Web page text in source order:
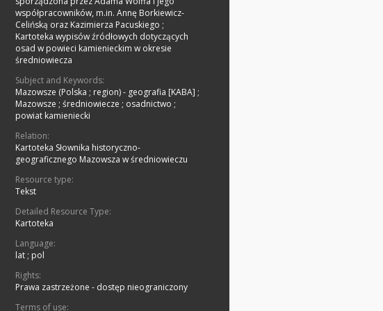
współpracowników, m.in. Annę Borkiewicz-
Celińską oraz Kazimierza Pacuskiego ;
Kartoteka wypisów źródłowych dotyczących
osad w powieci kamienieckim w okresie
średniowiecza
Subject and Keywords:
Mazowsze (Polska ; region) - geografia [KABA] ;
Mazowsze ; średniowiecze ; osadnictwo ;
powiat kamieniecki
Relation:
Kartoteka Słownika historyczno-
geograficznego Mazowsza w średniowieczu
Resource type:
Tekst
Detailed Resource Type:
Kartoteka
Language:
lat ; pol
Rights:
Prawa zastrzeżone - dostęp nieograniczony
Terms of use: